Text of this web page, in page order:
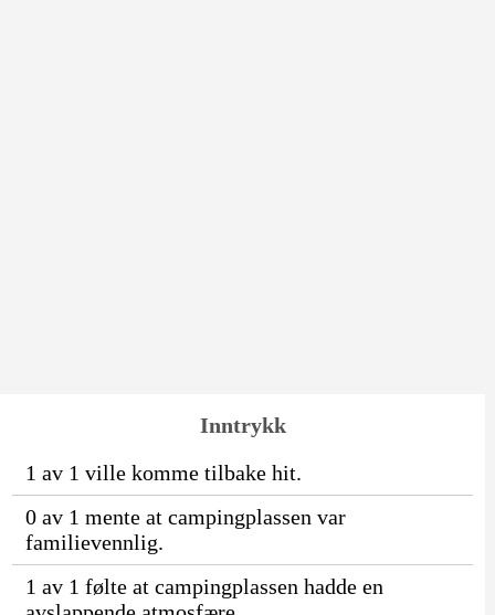
Inntrykk
1 av 1 ville komme tilbake hit.
0 av 1 mente at campingplassen var
familievennlig.
1 av 1 følte at campingplassen hadde en